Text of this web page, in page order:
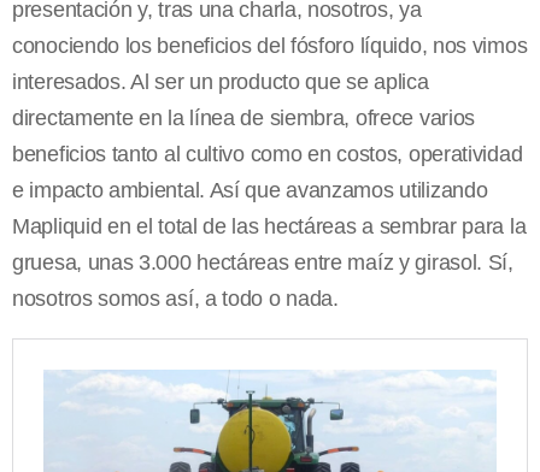
presentación y, tras una charla, nosotros, ya
conociendo los beneficios del fósforo líquido, nos vimos
interesados. Al ser un producto que se aplica
directamente en la línea de siembra, ofrece varios
beneficios tanto al cultivo como en costos, operatividad
e impacto ambiental. Así que avanzamos utilizando
Mapliquid en el total de las hectáreas a sembrar para la
gruesa, unas 3.000 hectáreas entre maíz y girasol. Sí,
nosotros somos así, a todo o nada.